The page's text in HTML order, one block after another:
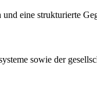
eine strukturierte
sowie der